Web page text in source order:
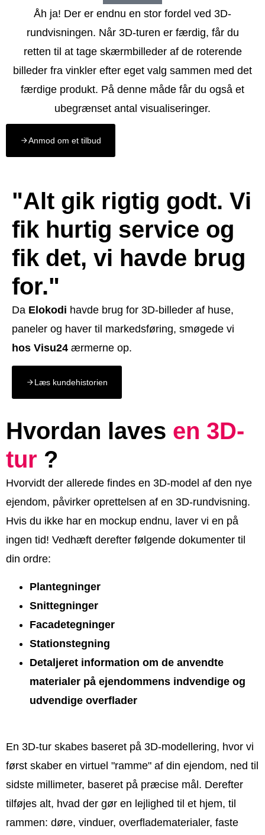
Åh ja! Der er endnu en stor fordel ved 3D-
rundvisningen. Når 3D-turen er færdig, får du
retten til at tage skærmbilleder af de roterende
billeder fra vinkler efter eget valg sammen med det
færdige produkt. På denne måde får du også et
ubegrænset antal visualiseringer.
Anmod om et tilbud
"Alt gik rigtig godt. Vi
fik hurtig service og
fik det, vi havde brug
for."
Da Elokodi havde brug for 3D-billeder af huse,
paneler og haver til markedsføring, smøgede vi
hos Visu24 ærmerne op.
Læs kundehistorien
Hvordan laves en 3D-
tur ?
Hvorvidt der allerede findes en 3D-model af den nye
ejendom, påvirker oprettelsen af en 3D-rundvisning.
Hvis du ikke har en mockup endnu, laver vi en på
ingen tid! Vedhæft derefter følgende dokumenter til
din ordre:
Plantegninger
Snittegninger
Facadetegninger
Stationstegning
Detaljeret information om de anvendte
materialer på ejendommens indvendige og
udvendige overflader
En 3D-tur skabes baseret på 3D-modellering, hvor vi
først skaber en virtuel "ramme" af din ejendom, ned til
sidste millimeter, baseret på præcise mål. Derefter
tilføjes alt, hvad der gør en lejlighed til et hjem, til
rammen: døre, vinduer, overfladematerialer, faste